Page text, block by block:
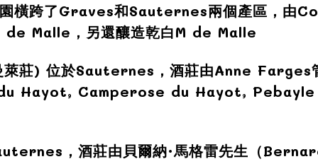
橫跨了Graves和Sauternes兩個產區，由
Malle，另還釀造乾白M de Malle
萊莊) 位於Sauternes，酒莊由Anne Farges
Hayot, Camperose du Hayot,
，酒莊由貝爾納·馬格雷先生（